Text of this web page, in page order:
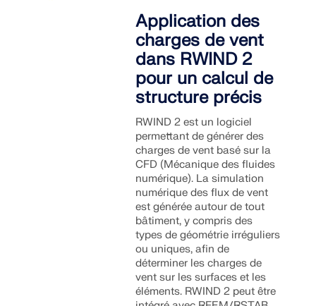
Application des
charges de vent
dans RWIND 2
pour un calcul de
structure précis
RWIND 2 est un logiciel
permettant de générer des
charges de vent basé sur la
CFD (Mécanique des fluides
numérique). La simulation
numérique des flux de vent
est générée autour de tout
bâtiment, y compris des
types de géométrie irréguliers
ou uniques, afin de
déterminer les charges de
vent sur les surfaces et les
éléments. RWIND 2 peut être